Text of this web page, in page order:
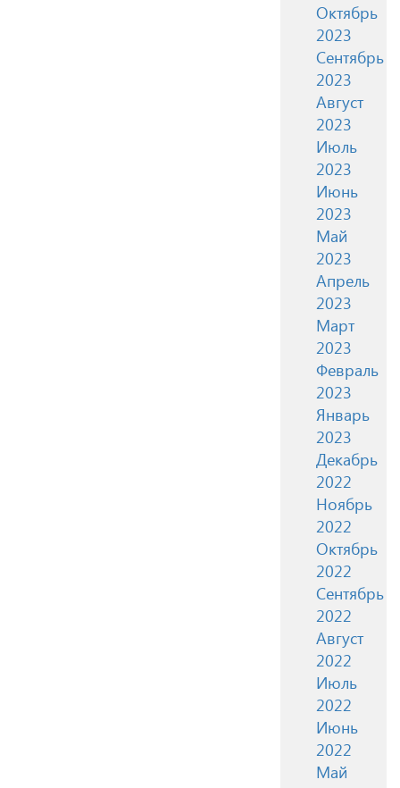
Октябрь
2023
Сентябрь
2023
Август
2023
Июль
2023
Июнь
2023
Май
2023
Апрель
2023
Март
2023
Февраль
2023
Январь
2023
Декабрь
2022
Ноябрь
2022
Октябрь
2022
Сентябрь
2022
Август
2022
Июль
2022
Июнь
2022
Май